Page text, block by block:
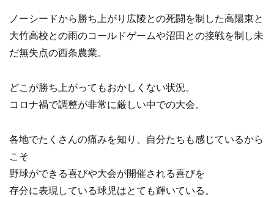
ノーシードから勝ち上がり広陵との死闘を制した高陽東と
大竹高校との雨のコールドゲームや沼田との接戦を制し未
だ無失点の西条農業。
どこが勝ち上がってもおかしくない状況。
コロナ禍で調整が非常に厳しい中での大会。
各地でたくさんの痛みを知り、自分たちも感じているから
こそ
野球ができる喜びや大会が開催される喜びを
存分に表現している球児はとても輝いている。